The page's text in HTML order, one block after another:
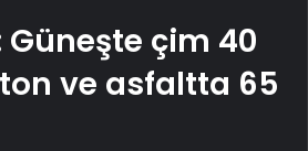
Güneşte çim 40
ve asfaltta 65